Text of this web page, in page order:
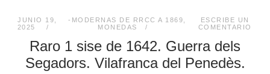
JUNIO 19,
2025
-MODERNAS DE RRCC A 1869
MONEDAS
ESCRIBE UN
COMENTARIO
Raro 1 sise de 1642. Guerra dels
Segadors. Vilafranca del Penedès.